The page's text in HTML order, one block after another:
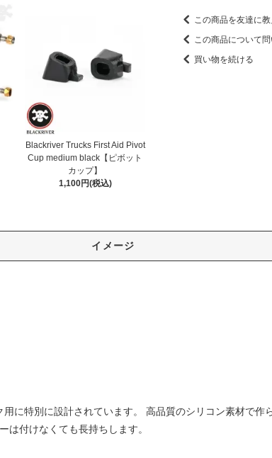
Blackriver Trucks First Aid Pivot
Cup medium black【ピボット
カップ】
1,100円(税込)
この商品を友達に教
この商品について
買い物を続ける
イメージ
に特別に設計されています。 高品質のシリコン素材で作
は付けなくても長持ちします。